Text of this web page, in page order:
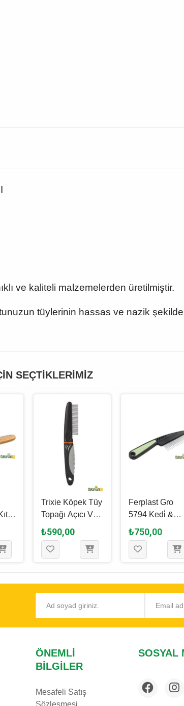
ve kaliteli malzemelerden üretilmiştir.
tüylerinin hassas ve nazik şekilde
SEÇTIKLERIMIZ
Trixie Köpek Tüy
Topağı Açıcı Ve
Bakım Tarağı 22
Cm
₺590,00
Ferplast Gro
5794 Kedi̇ &
Köpek Tüy Açıcı
Tarağı
₺750,00
ÖNEMLI
BILGILER
Mesafeli Satış
Sözleşmesi
SOSYAL